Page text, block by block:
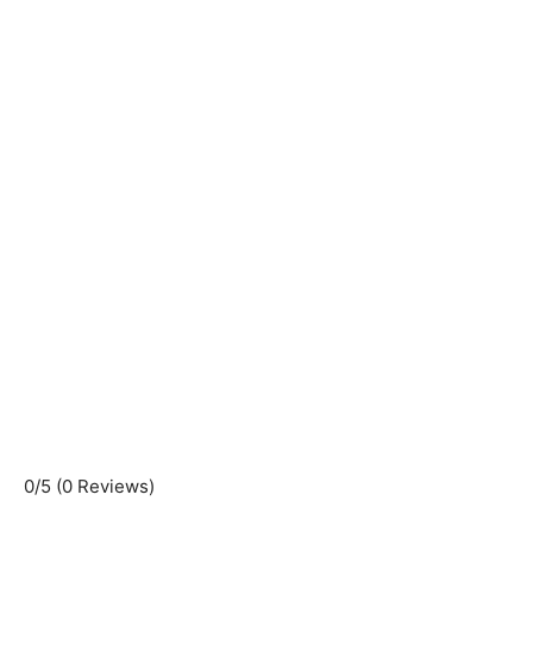
0/5 (0 Reviews)